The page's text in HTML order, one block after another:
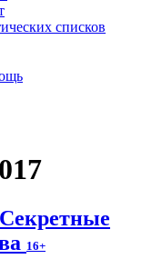
списков
16+